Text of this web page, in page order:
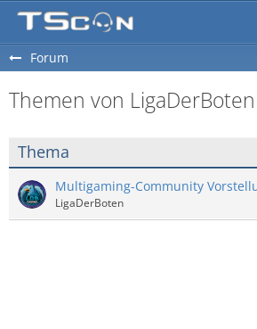
Forum
Themen von LigaDerBoten
Thema
Multigaming-Community
LigaDerBoten